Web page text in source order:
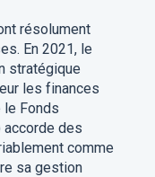
résolument
En 2021, le
stratégique
les finances
le Fonds
accorde des
comme
sa gestion